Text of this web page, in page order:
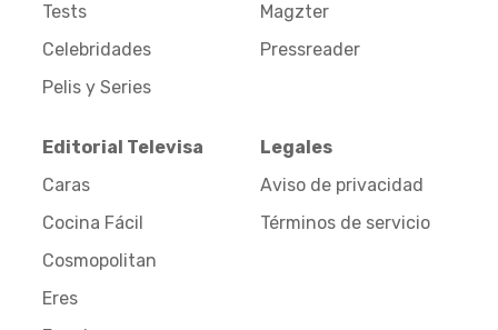
Tests
Celebridades
Pelis y Series
Magzter
Pressreader
Editorial Televisa
Caras
Cocina Fácil
Cosmopolitan
Eres
Legales
Aviso de privacidad
Términos de servicio